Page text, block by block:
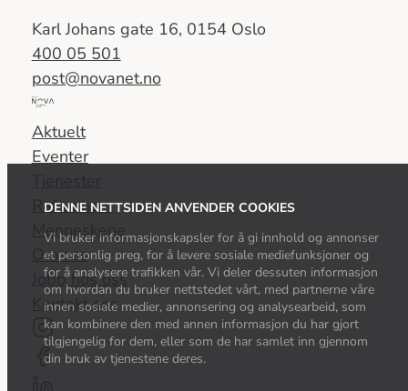
DENNE NETTSIDEN ANVENDER COOKIES
Vi bruker informasjonskapsler for å gi innhold og annonser
et personlig preg, for å levere sosiale mediefunksjoner og
for å analysere trafikken vår. Vi deler dessuten informasjon
om hvordan du bruker nettstedet vårt, med partnerne våre
innen sosiale medier, annonsering og analysearbeid, som
kan kombinere den med annen informasjon du har gjort
tilgjengelig for dem, eller som de har samlet inn gjennom
din bruk av tjenestene deres.
Karl Johans gate 16, 0154 Oslo
400 05 501
post@novanet.no
Del
av
Nova
Group
Aktuelt
Eventer
Referanser
Menneskene
Om oss
Jobb hos oss
Kontakt oss